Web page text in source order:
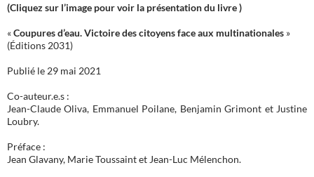
(Cliquez sur l’image pour voir la présentation du livre )
«Coupures d’eau. Victoire des citoyens face aux multinationales »
(Éditions 2031)
Publié le 29 mai 2021
Co-auteur.e.s :
Jean-Claude Oliva, Emmanuel Poilane, Benjamin Grimont et Justine
Loubry.
Préface :
Jean Glavany, Marie Toussaint et Jean-Luc Mélenchon.